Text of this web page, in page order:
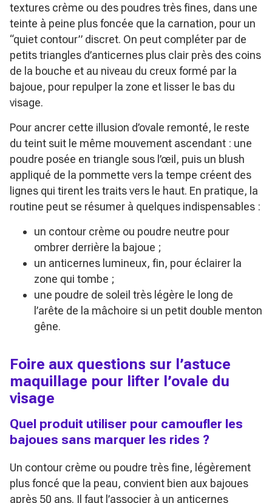
textures crème ou des poudres très fines, dans une
teinte à peine plus foncée que la carnation, pour un
“quiet contour” discret. On peut compléter par de
petits triangles d’anticernes plus clair près des coins
de la bouche et au niveau du creux formé par la
bajoue, pour repulper la zone et lisser le bas du
visage.
Pour ancrer cette illusion d’ovale remonté, le reste
du teint suit le même mouvement ascendant : une
poudre posée en triangle sous l’œil, puis un blush
appliqué de la pommette vers la tempe créent des
lignes qui tirent les traits vers le haut. En pratique, la
routine peut se résumer à quelques indispensables :
un contour crème ou poudre neutre pour
ombrer derrière la bajoue ;
un anticernes lumineux, fin, pour éclairer la
zone qui tombe ;
une poudre de soleil très légère le long de
l’arête de la mâchoire si un petit double menton
gêne.
Foire aux questions sur l’astuce
maquillage pour lifter l’ovale du
visage
Quel produit utiliser pour camoufler les
bajoues sans marquer les rides ?
Un contour crème ou poudre très fine, légèrement
plus foncé que la peau, convient bien aux bajoues
après 50 ans. Il faut l’associer à un anticernes